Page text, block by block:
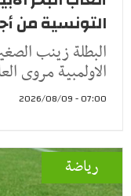
التونسية من
البطلة زينب
الاولمبية مروى
07:00 - 2026/08/09
رياضة